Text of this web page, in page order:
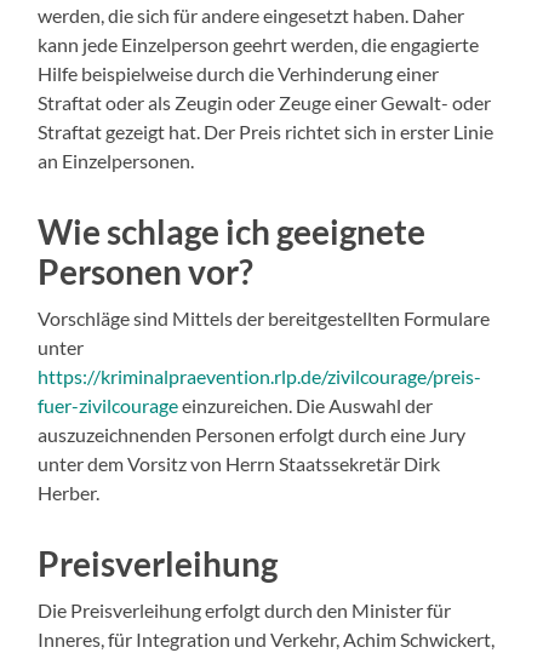
werden, die sich für andere eingesetzt haben. Daher
kann jede Einzelperson geehrt werden, die engagierte
Hilfe beispielweise durch die Verhinderung einer
Straftat oder als Zeugin oder Zeuge einer Gewalt- oder
Straftat gezeigt hat. Der Preis richtet sich in erster Linie
an Einzelpersonen.
Wie schlage ich geeignete
Personen vor?
Vorschläge sind Mittels der bereitgestellten Formulare
unter
https://kriminalpraevention.rlp.de/zivilcourage/preis-
fuer-zivilcourageeinzureichen. Die Auswahl der
auszuzeichnenden Personen erfolgt durch eine Jury
unter dem Vorsitz von Herrn Staatssekretär Dirk
Herber.
Preisverleihung
Die Preisverleihung erfolgt durch den Minister für
Inneres, für Integration und Verkehr, Achim Schwickert,